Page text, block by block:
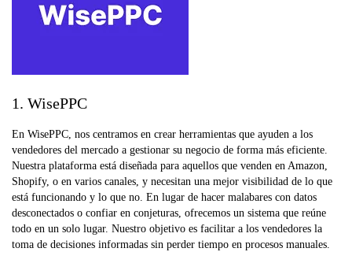
1. WisePPC
En WisePPC, nos centramos en crear herramientas que ayuden a los
vendedores del mercado a gestionar su negocio de forma más eficiente.
Nuestra plataforma está diseñada para aquellos que venden en Amazon,
Shopify, o en varios canales, y necesitan una mejor visibilidad de lo que
está funcionando y lo que no. En lugar de hacer malabares con datos
desconectados o confiar en conjeturas, ofrecemos un sistema que reúne
todo en un solo lugar. Nuestro objetivo es facilitar a los vendedores la
toma de decisiones informadas sin perder tiempo en procesos manuales.